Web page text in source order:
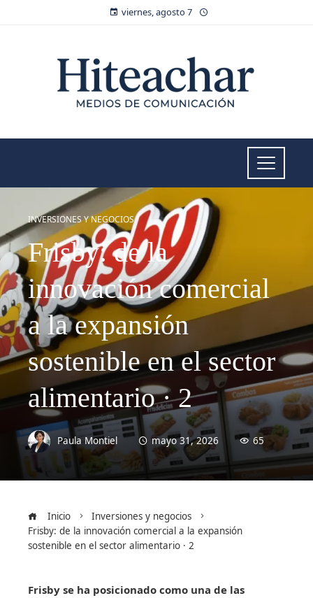
viernes, agosto 7
INVERSIONES Y NEGOCIOS
Frisby: de la
innovación comercial
a la expansión
sostenible en el sector
alimentario · 2
Paula Montiel mayo 31, 2026 65
Inicio
Inversiones y negocios
Frisby: de la innovación comercial a la expansión
sostenible en el sector alimentario · 2
Frisby se ha posicionado como una de las